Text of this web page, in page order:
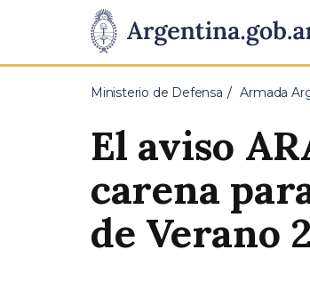
Presidencia
de
Pasar al contenido principal
Ministerio de Defensa Armada
El aviso
carena
de Verano